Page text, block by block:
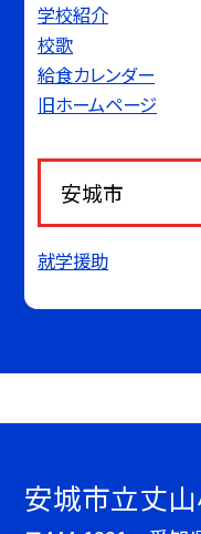
学校紹介
校歌
給食カレンダー
旧ホームページ
安城市
就学援助
安城市立丈